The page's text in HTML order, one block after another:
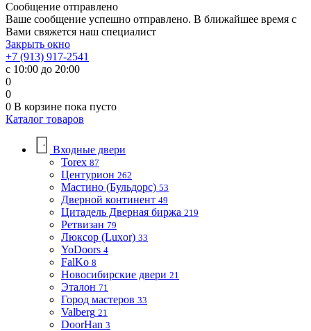
Сообщение отправлено
Ваше сообщение успешно отправлено. В ближайшее время с
Вами свяжется наш специалист
Закрыть окно
+7 (913) 917-2541
с 10:00 до 20:00
0
0
0 В корзине пока пусто
Каталог товаров
Входные двери
Torex 87
Центурион 262
Мастино (Бульдорс) 53
Дверной континент 49
Цитадель Дверная биржа 219
Ретвизан 79
Люксор (Luxor) 33
YoDoors 4
FalKo 8
Новосибирские двери 21
Эталон 71
Город мастеров 33
Valberg 21
DoorHan 3